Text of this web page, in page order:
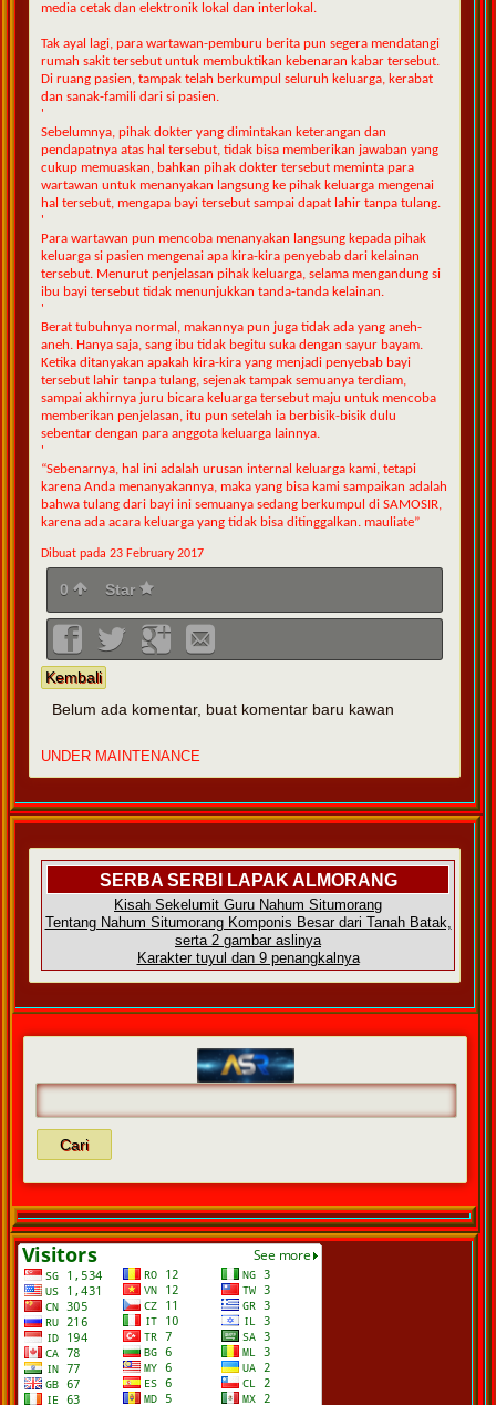
media cetak dan elektronik lokal dan interlokal.
Tak ayal lagi, para wartawan-pemburu berita pun segera mendatangi
rumah sakit tersebut untuk membuktikan kebenaran kabar tersebut.
Di ruang pasien, tampak telah berkumpul seluruh keluarga, kerabat
dan sanak-famili dari si pasien.
'
Sebelumnya, pihak dokter yang dimintakan keterangan dan
pendapatnya atas hal tersebut, tidak bisa memberikan jawaban yang
cukup memuaskan, bahkan pihak dokter tersebut meminta para
wartawan untuk menanyakan langsung ke pihak keluarga mengenai
hal tersebut, mengapa bayi tersebut sampai dapat lahir tanpa tulang.
'
Para wartawan pun mencoba menanyakan langsung kepada pihak
keluarga si pasien mengenai apa kira-kira penyebab dari kelainan
tersebut. Menurut penjelasan pihak keluarga, selama mengandung si
ibu bayi tersebut tidak menunjukkan tanda-tanda kelainan.
'
Berat tubuhnya normal, makannya pun juga tidak ada yang aneh-
aneh. Hanya saja, sang ibu tidak begitu suka dengan sayur bayam.
Ketika ditanyakan apakah kira-kira yang menjadi penyebab bayi
tersebut lahir tanpa tulang, sejenak tampak semuanya terdiam,
sampai akhirnya juru bicara keluarga tersebut maju untuk mencoba
memberikan penjelasan, itu pun setelah ia berbisik-bisik dulu
sebentar dengan para anggota keluarga lainnya.
'
“Sebenarnya, hal ini adalah urusan internal keluarga kami, tetapi
karena Anda menanyakannya, maka yang bisa kami sampaikan adalah
bahwa tulang dari bayi ini semuanya sedang berkumpul di SAMOSIR,
karena ada acara keluarga yang tidak bisa ditinggalkan. mauliate”
Dibuat pada 23 February 2017
0 Star
Kembali
Belum ada komentar, buat komentar baru kawan
UNDER MAINTENANCE
SERBA SERBI LAPAK ALMORANG
Kisah Sekelumit Guru Nahum Situmorang
Tentang Nahum Situmorang Komponis Besar dari Tanah Batak,
serta 2 gambar aslinya
Karakter tuyul dan 9 penangkalnya